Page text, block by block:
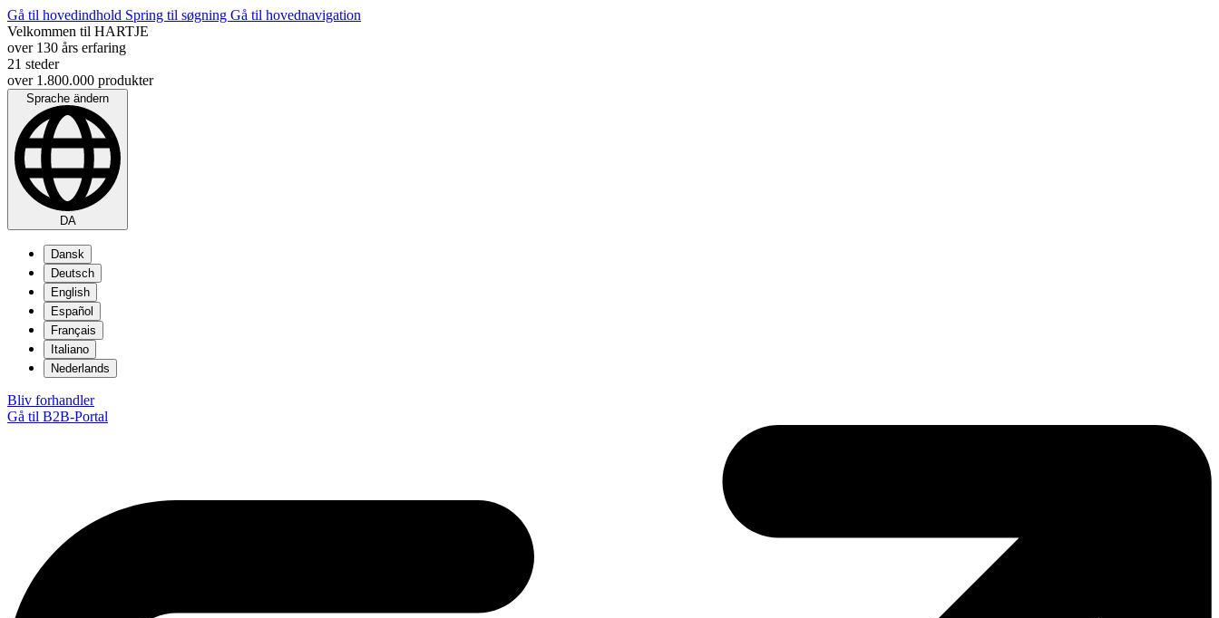
Gå til hovedindhold Spring til søgning Gå til hovednavigation
Velkommen til HARTJE
over 130 års erfaring
21 steder
over 1.800.000 produkter
Sprache ändern
DA
Dansk
Deutsch
English
Español
Français
Italiano
Nederlands
Bliv forhandler
Gå til B2B-Portal